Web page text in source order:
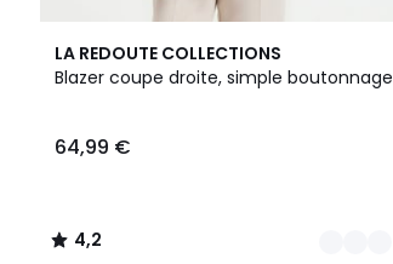
LA REDOUTE COLLECTIONS
Blazer coupe droite, simple boutonnage
€.
64,99 €
4,2
/ 5
2
Couleurs
4,2
/